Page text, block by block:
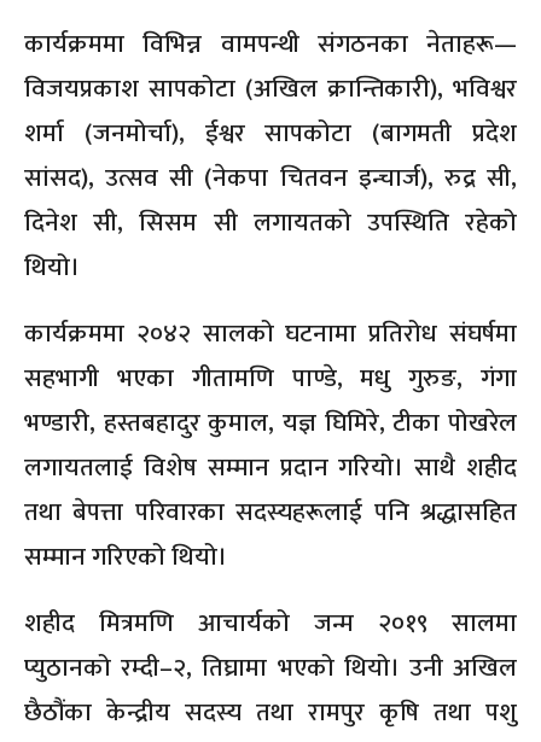
कार्यक्रममा विभिन्न वामपन्थी संगठनका नेताहरू—
विजयप्रकाश सापकोटा (अखिल क्रान्तिकारी), भविश्वर
शर्मा (जनमोर्चा), ईश्वर सापकोटा (बागमती प्रदेश
सांसद), उत्सव सी (नेकपा चितवन इन्चार्ज), रुद्र सी,
दिनेश सी, सिसम सी लगायतको उपस्थिति रहेको
थियो।
कार्यक्रममा २०४२ सालको घटनामा प्रतिरोध संघर्षमा
सहभागी भएका गीतामणि पाण्डे, मधु गुरुङ, गंगा
भण्डारी, हस्तबहादुर कुमाल, यज्ञ घिमिरे, टीका पोखरेल
लगायतलाई विशेष सम्मान प्रदान गरियो। साथै शहीद
तथा बेपत्ता परिवारका सदस्यहरूलाई पनि श्रद्धासहित
सम्मान गरिएको थियो।
शहीद मित्रमणि आचार्यको जन्म २०१९ सालमा
प्युठानको रम्दी–२, तिघ्रामा भएको थियो। उनी अखिल
छैठौंका केन्द्रीय सदस्य तथा रामपुर कृषि तथा पशु